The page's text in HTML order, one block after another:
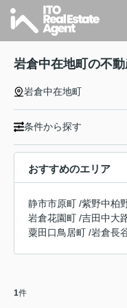
岩倉中在地町の不
岩倉中在地町
条件から探す
おすすめのエリア
静市市原町 /紫野中柏
岩倉花園町 /吉田中大
粟田口鳥居町 /岩倉長
1件